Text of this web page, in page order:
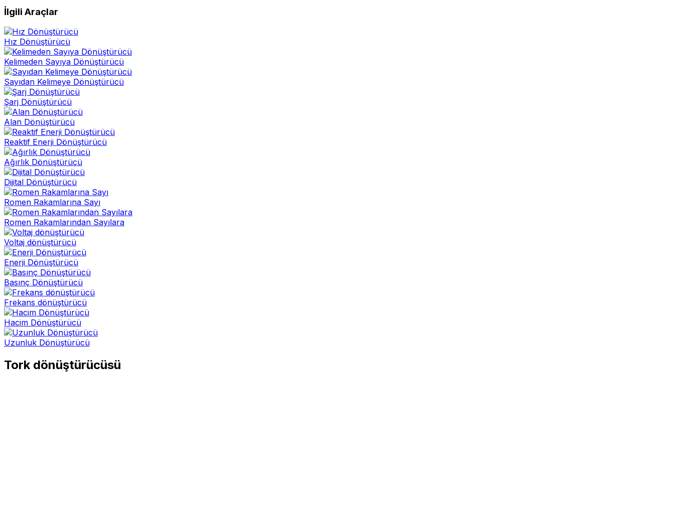
İlgili Araçlar
Hız Dönüştürücü
Kelimeden Sayıya Dönüştürücü
Sayıdan Kelimeye Dönüştürücü
Şarj Dönüştürücü
Alan Dönüştürücü
Reaktif Enerji Dönüştürücü
Ağırlık Dönüştürücü
Dijital Dönüştürücü
Romen Rakamlarına Sayı
Romen Rakamlarından Sayılara
Voltaj dönüştürücü
Enerji Dönüştürücü
Basınç Dönüştürücü
Frekans dönüştürücü
Hacim Dönüştürücü
Uzunluk Dönüştürücü
Tork dönüştürücüsü